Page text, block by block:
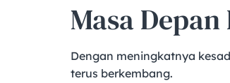
Masa
Dengan meningkatnya
terus berkembang.